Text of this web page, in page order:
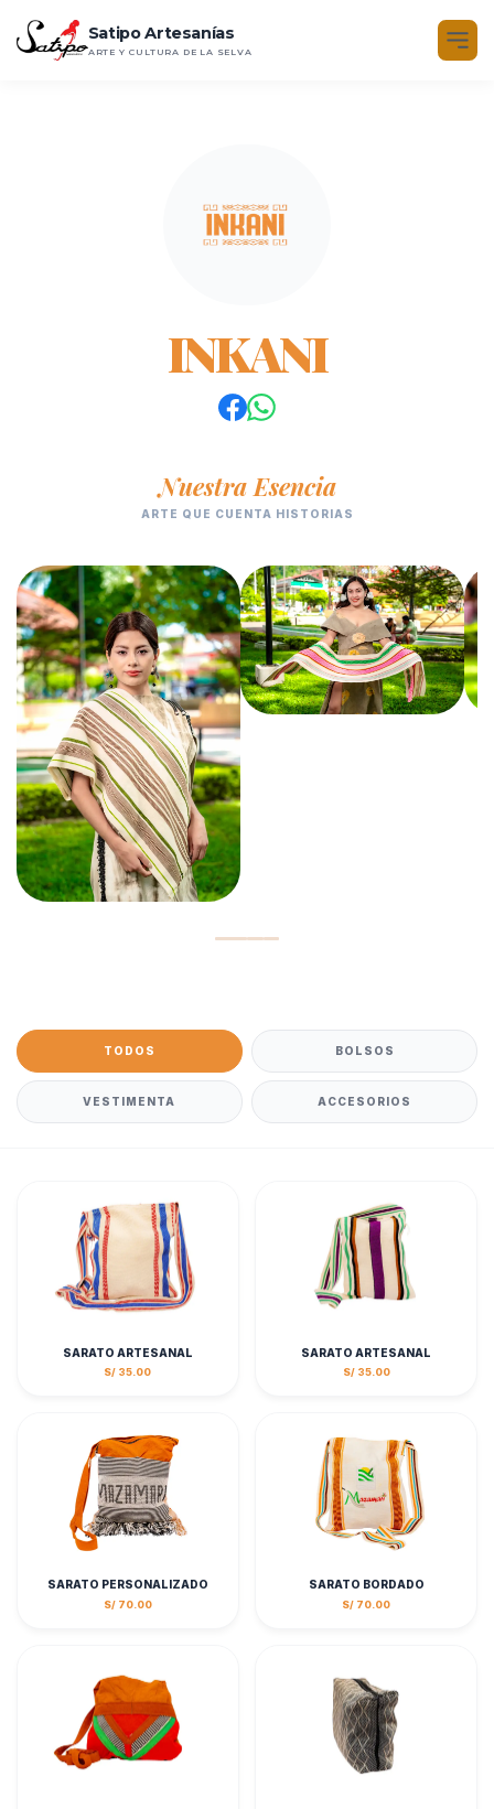
Satipo Artesanías
ARTE Y CULTURA DE LA SELVA
INKANI
Nuestra Esencia
ARTE QUE CUENTA HISTORIAS
TODOS BOLSOS
VESTIMENTA ACCESORIOS
SARATO ARTESANAL
S/ 35.00
SARATO ARTESANAL
S/ 35.00
SARATO PERSONALIZADO
S/ 70.00
SARATO BORDADO
S/ 70.00